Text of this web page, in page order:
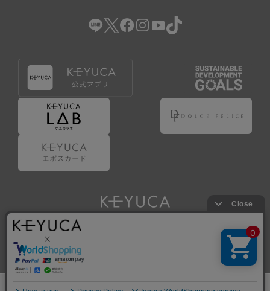
Copyright © KAWAJUN Co., Ltd. All Rights Reserved.